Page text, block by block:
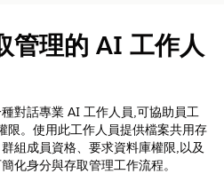
管理的 AI 工作人
對話專業 AI 工作人員,可協助員工
限。使用此工作人員提供檔案共用存
組成員資格、要求資料庫權限,以及
化身分與存取管理工作流程。